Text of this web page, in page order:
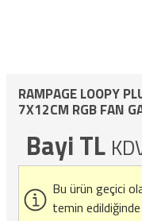
RAMPAGE LOOPY
7X12CM RGB FAN
Bayi TL
Bu ürün geçici
temin